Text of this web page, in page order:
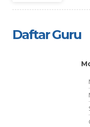
Daftar Guru